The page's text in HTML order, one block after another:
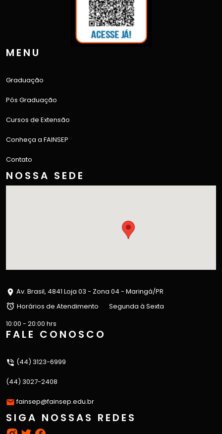
MENU
Graduação
Pós Graduação
Cursos de Extensão
Conheça a FAINSEP
Contato
NOSSA SEDE
Av. Brasil, 4841 Loja 03 - Zona 04 - Maringá/PR
Horários de Atendimento
Segunda à Sexta
10:00 - 20:00 hrs
FALE CONOSCO
(44) 3123-6999
(44) 3027-2408
fainsep@fainsep.edu.br
SIGA NOSSAS REDES